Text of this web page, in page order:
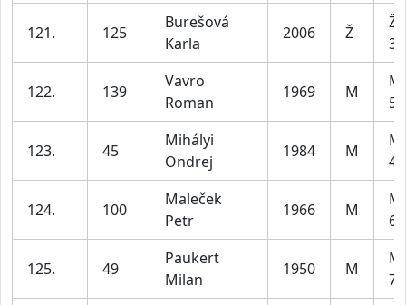
121. 125
Burešová
Karla
2006 Ž
122. 139
Vavro
Roman
1969 M
123. 45
Mihályi
Ondrej
1984 M
124. 100
Maleček
Petr
1966 M
125. 49
Paukert
Milan
1950 M